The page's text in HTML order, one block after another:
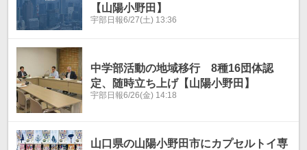
【山陽小野田】
宇部日報6/27(土) 13:36
中学部活動の地域移行 8種16団体認
定、随時立ち上げ【山陽小野田】
宇部日報6/26(金) 14:18
山口県の山陽小野田市にカプセルトイ専